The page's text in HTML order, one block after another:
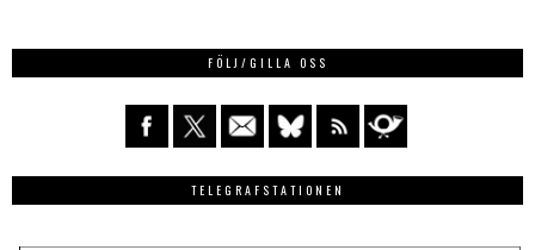
FÖLJ/GILLA OSS
TELEGRAFSTATIONEN